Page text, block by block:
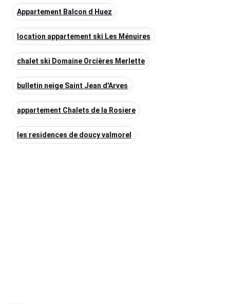
Appartement Balcon d Huez
location appartement ski Les Ménuires
chalet ski Domaine Orcières Merlette
bulletin neige Saint Jean d'Arves
appartement Chalets de la Rosiere
les residences de doucy valmorel